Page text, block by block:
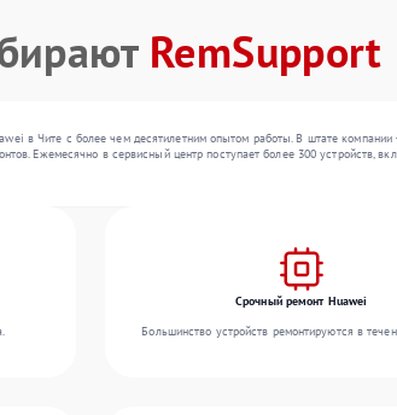
RemSupport
в Чите с более чем десятилетним опытом работы. В штате
Ежемесячно в сервисный центр поступает более 300 устройств,
Срочный ремонт Huawei
Большинство устройств ремонтируются в